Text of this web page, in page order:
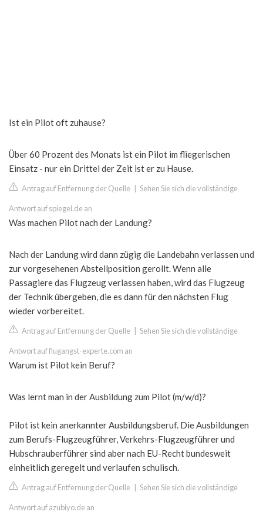
Ist ein Pilot oft zuhause?
Über 60 Prozent des Monats ist ein Pilot im fliegerischen
Einsatz - nur ein Drittel der Zeit ist er zu Hause.
Antrag auf Entfernung der Quelle Sehen Sie sich die vollständige
Antwort auf spiegel.de an
Was machen Pilot nach der Landung?
Nach der Landung wird dann zügig die Landebahn verlassen und
zur vorgesehenen Abstellposition gerollt. Wenn alle
Passagiere das Flugzeug verlassen haben, wird das Flugzeug
der Technik übergeben, die es dann für den nächsten Flug
wieder vorbereitet.
Antrag auf Entfernung der Quelle Sehen Sie sich die vollständige
Antwort auf flugangst-experte.com an
Warum ist Pilot kein Beruf?
Was lernt man in der Ausbildung zum Pilot (m/w/d)?
Pilot ist kein anerkannter Ausbildungsberuf. Die Ausbildungen
zum Berufs-Flugzeugführer, Verkehrs-Flugzeugführer und
Hubschrauberführer sind aber nach EU-Recht bundesweit
einheitlich geregelt und verlaufen schulisch.
Antrag auf Entfernung der Quelle Sehen Sie sich die vollständige
Antwort auf azubiyo.de an